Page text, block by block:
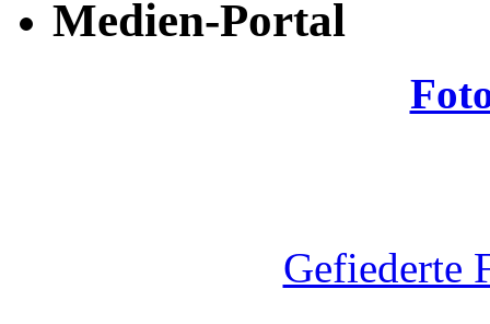
Medien-Portal
Gefiederte